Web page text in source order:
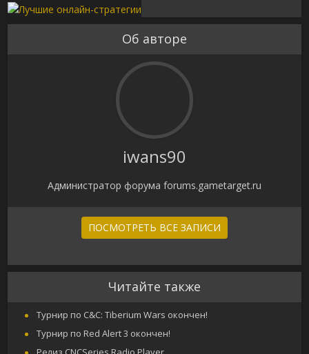
Об авторе
iwans90
Администратор форума forums.gametarget.ru
ПОСМОТРЕТЬ ВСЕ ЗАПИСИ
Читайте также
Турнир по C&C: Tiberium Wars окончен!
Турнир по Red Alert 3 окончен!